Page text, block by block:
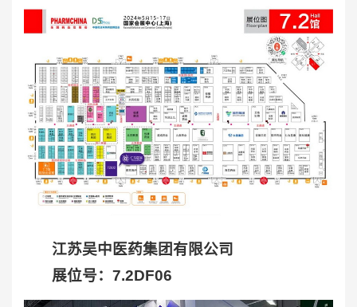
江苏吴中医药集团有限公司
展位号：7.2DF06